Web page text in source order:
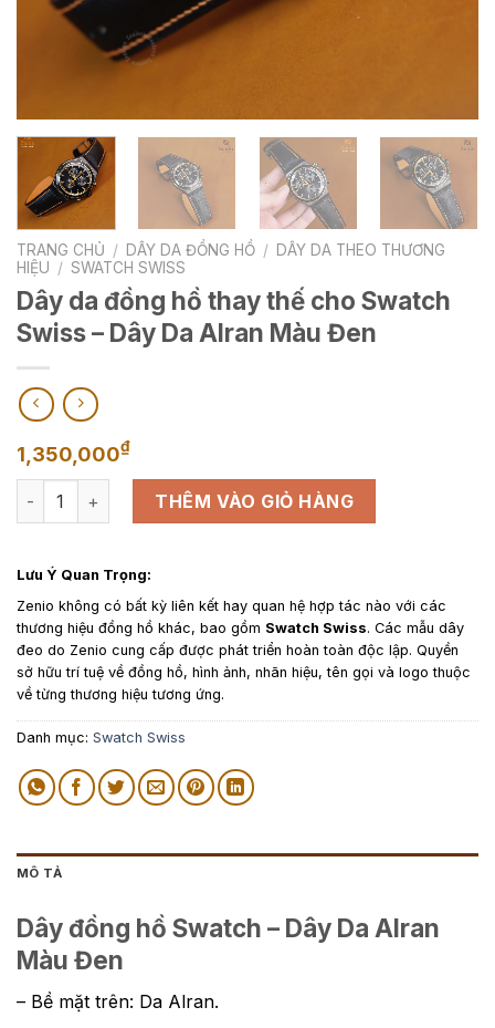
TRANG CHỦ / DÂY DA ĐỒNG HỒ / DÂY DA THEO THƯƠNG
HIỆU / SWATCH SWISS
Dây da đồng hồ thay thế cho Swatch
Swiss – Dây Da Alran Màu Đen
1,350,000₫
Dây da đồng hồ thay thế cho Swatch Swiss - Dây Da Alran
THÊM VÀO GIỎ HÀNG
Lưu Ý Quan Trọng:
Zenio không có bất kỳ liên kết hay quan hệ hợp tác nào với các
thương hiệu đồng hồ khác, bao gồm Swatch Swiss. Các mẫu dây
đeo do Zenio cung cấp được phát triển hoàn toàn độc lập. Quyền
sở hữu trí tuệ về đồng hồ, hình ảnh, nhãn hiệu, tên gọi và logo thuộc
về từng thương hiệu tương ứng.
Danh mục: Swatch Swiss
MÔ TẢ
Dây đồng hồ Swatch – Dây Da Alran
Màu Đen
– Bề mặt trên: Da Alran.